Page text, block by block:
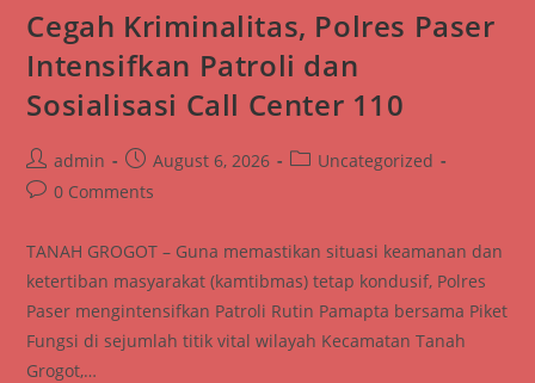
Kepemimpinan
Dan
Teladan
Cegah Kriminalitas, Polres Paser
Intensifkan Patroli dan
Sosialisasi Call Center 110
Post
author:
admin
Post
published:
August 6, 2026
PostUncategorized
Post0 Comments
TANAH GROGOT – Guna memastikan situasi keamanan dan
ketertiban masyarakat (kamtibmas) tetap kondusif, Polres
Paser mengintensifkan Patroli Rutin Pamapta bersama Piket
Fungsi di sejumlah titik vital wilayah Kecamatan Tanah
Grogot,…